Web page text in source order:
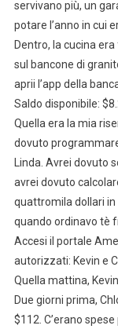
servivano più, un
potare l’anno in cui
Dentro, la cucina
sul bancone di
aprii l’app della
Saldo disponibile:
Quella era la mia
dovuto
Linda. Avrei dovuto
avrei dovuto
quattromila dollari in
quando ordinavo tè
Accesi il portale
autorizzati: Kevin e
Quella mattina,
Due giorni prima,
$112. C’erano